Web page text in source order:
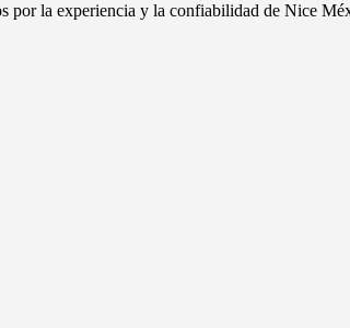
por la experiencia y la confiabilidad de Nice